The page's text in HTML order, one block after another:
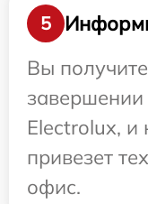
5
Вы
завершении
Electrolux, и
привезет
офис.